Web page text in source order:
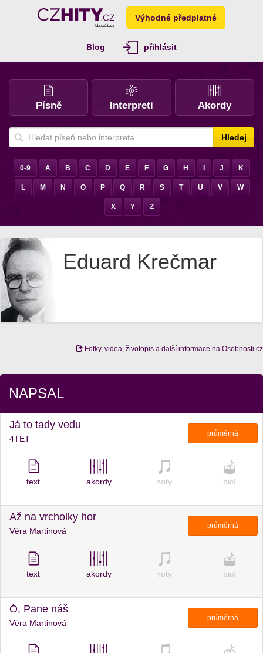
Výhodné předplatné
Blog přihlásit
Písně Interpreti Akordy
Hledej
0-9 A B C D E F G H J K
L M N O P Q R S T U V W
X Y Z
Eduard Krečmar
Fotky, videa, životopis a další informace na Osobnosti.cz
NAPSAL
Já to tady vedu
4TET
průměrná
text akordy noty bicí
Až na vrcholky hor
Věra Martinová
průměrná
text akordy noty bicí
Ó, Pane náš
Věra Martinová
průměrná